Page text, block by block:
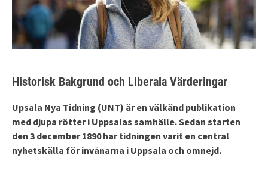
Historisk Bakgrund och Liberala Värderingar
Upsala Nya Tidning (UNT) är en välkänd publikation
med djupa rötter i Uppsalas samhälle. Sedan starten
den 3 december 1890 har tidningen varit en central
nyhetskälla för invånarna i Uppsala och omnejd.